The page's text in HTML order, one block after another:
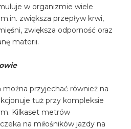
w organizmie wiele
zwiększa przepływ krwi,
zwiększa odporność oraz
materii.
przyjechać również na
tuż przy kompleksie
Kilkaset metrów
na miłośników jazdy na